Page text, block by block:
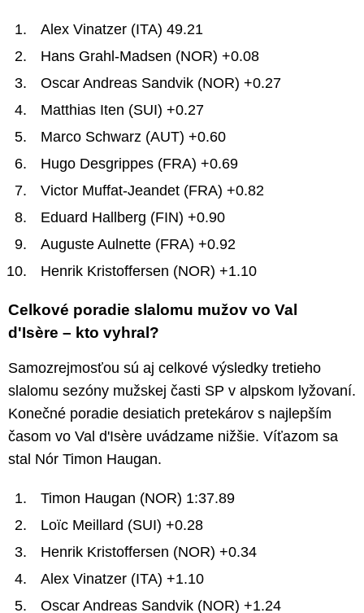
Alex Vinatzer (ITA) 49.21
Hans Grahl-Madsen (NOR) +0.08
Oscar Andreas Sandvik (NOR) +0.27
Matthias Iten (SUI) +0.27
Marco Schwarz (AUT) +0.60
Hugo Desgrippes (FRA) +0.69
Victor Muffat-Jeandet (FRA) +0.82
Eduard Hallberg (FIN) +0.90
Auguste Aulnette (FRA) +0.92
Henrik Kristoffersen (NOR) +1.10
Celkové poradie slalomu mužov vo Val
d'Isère – kto vyhral?
Samozrejmosťou sú aj celkové výsledky tretieho
slalomu sezóny mužskej časti SP v alpskom lyžovaní.
Konečné poradie desiatich pretekárov s najlepším
časom vo Val d'Isère uvádzame nižšie. Víťazom sa
stal Nór Timon Haugan.
Timon Haugan (NOR) 1:37.89
Loïc Meillard (SUI) +0.28
Henrik Kristoffersen (NOR) +0.34
Alex Vinatzer (ITA) +1.10
Oscar Andreas Sandvik (NOR) +1.24